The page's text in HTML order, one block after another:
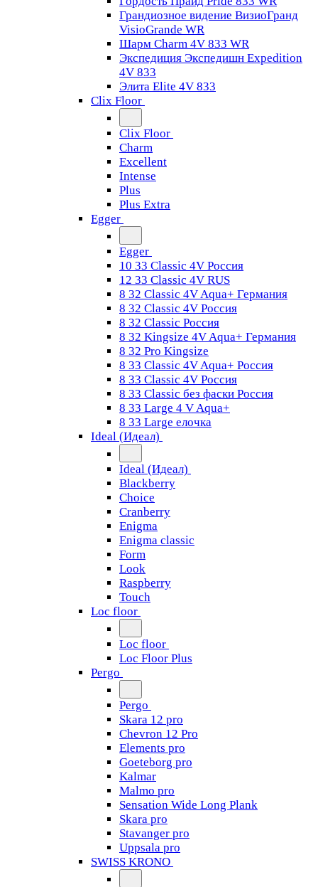
Грандиозное видение ВизиоГранд
VisioGrande WR
Шарм Charm 4V 833 WR
Экспедиция Экспедишн Expedition
4V 833
Элита Elite 4V 833
Clix Floor
Clix Floor
Charm
Excellent
Intense
Plus
Plus Extra
Egger
Egger
10 33 Classic 4V Россия
12 33 Classic 4V RUS
8 32 Classic 4V Aqua+ Германия
8 32 Classic 4V Россия
8 32 Classic Россия
8 32 Kingsize 4V Aqua+ Германия
8 32 Pro Kingsize
8 33 Classic 4V Aqua+ Россия
8 33 Classic 4V Россия
8 33 Classic без фаски Россия
8 33 Large 4 V Aqua+
8 33 Large елочка
Ideal (Идеал)
Ideal (Идеал)
Blackberry
Choice
Cranberry
Enigma
Enigma classic
Form
Look
Raspberry
Touch
Loc floor
Loc floor
Loc Floor Plus
Pergo
Pergo
Skara 12 pro
Chevron 12 Pro
Elements pro
Goeteborg pro
Kalmar
Malmo pro
Sensation Wide Long Plank
Skara pro
Stavanger pro
Uppsala pro
SWISS KRONO